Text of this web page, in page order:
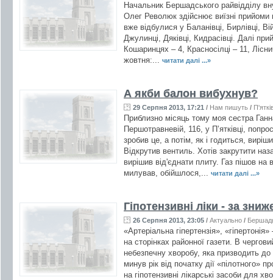
Начальник Бершадського райвідділу
Олег Революк здійснює виїзні
вже відбулися у Баланівці, Бирлівці,
Джулинці, Дяківці, Кидрасівці. Далі
Кошаринцях – 4, Красносілці – 11,
жовтня:... читати далі ...»
А якби балон вибухнув?
29 Серпня 2013, 17:21 / Нам пишуть /
Приблизно місяць тому моя сестра
Першотравневій, 116, у П’ятківці,
зробив це, а потім, як і годиться,
Відкрутив вентиль. Хотів закрутити
вирішив від'єднати плиту. Газ пішов
милував, обійшлося,... читати далі ...»
Гіпотензивні ліки - за
26 Серпня 2013, 23:05 / Актуально /
«Артеріальна гіпертензія»,
на сторінках районної газети. В
небезпечну хворобу, яка призводить до
минув рік від початку дії «пілотного»
на гіпотензивні лікарські засоби для